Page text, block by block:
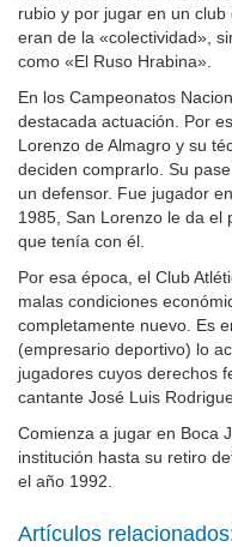
rubio y por jugar en un
eran de la «colectividad»,
como «El Ruso Hrabina».
En los Campeonatos
destacada actuación. Por
Lorenzo de Almagro y su
deciden comprarlo. Su
un defensor. Fue jugador
1985, San Lorenzo le da el
que tenía con él.
Por esa época, el Club
malas condiciones
completamente nuevo. Es
(empresario deportivo) lo
jugadores cuyos derechos
cantante José Luis
Comienza a jugar en Boca
institución hasta su retiro
el año 1992.
Artículos